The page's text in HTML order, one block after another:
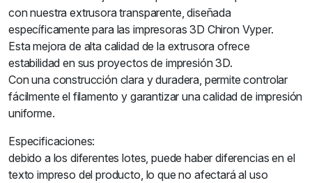
con nuestra extrusora transparente, diseñada
específicamente para las impresoras 3D Chiron Vyper.
Esta mejora de alta calidad de la extrusora ofrece
estabilidad en sus proyectos de impresión 3D.
Con una construcción clara y duradera, permite controlar
fácilmente el filamento y garantizar una calidad de impresión
uniforme.
Especificaciones:
debido a los diferentes lotes, puede haber diferencias en el
texto impreso del producto, lo que no afectará al uso